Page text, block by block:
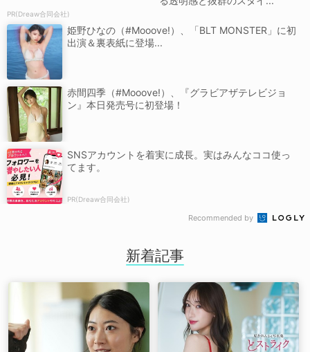
PR(Dreaw合同会社)
姫野ひなの（#Mooove!）、「BLT MONSTER」に初
出演＆裏表紙に登場...
赤間四季（#Mooove!）、『グラビアザテレビジョ
ン』本日発売号に初登場！
SNSアカウントを着実に成長。実はみんなココ使っ
てます。
PR(Dreaw合同会社)
Recommended by
新着記事